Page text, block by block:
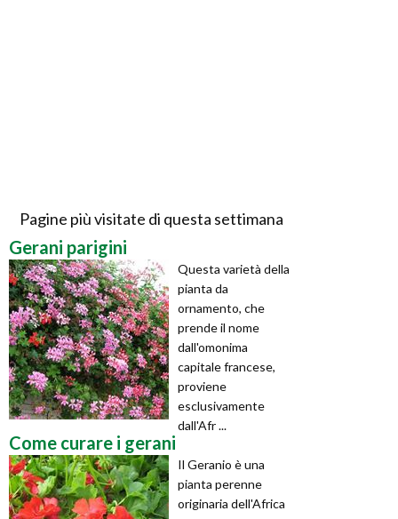
Pagine più visitate di questa settimana
Gerani parigini
Questa varietà della
pianta da
ornamento, che
prende il nome
dall'omonima
capitale francese,
proviene
esclusivamente
dall'Afr ...
Come curare i gerani
Il Geranio è una
pianta perenne
originaria dell'Africa